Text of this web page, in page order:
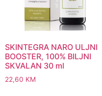
SKINTEGRA NARO ULJNI
BOOSTER, 100% BILJNI
SKVALAN 30 ml
22,60 KM